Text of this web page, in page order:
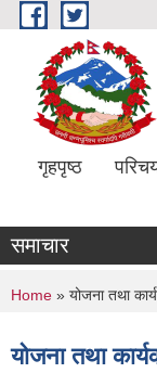
Skip to main content
गृहपृष्ठ
समाचार
You are
Home » योजना तथा
योजना तथा